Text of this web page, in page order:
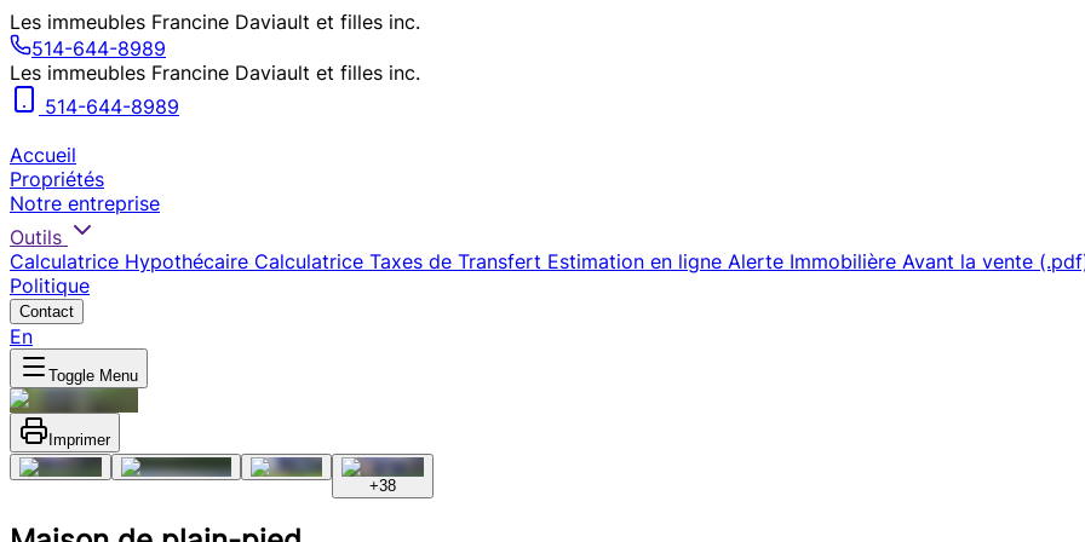
Les immeubles Francine Daviault et filles inc.
514-644-8989
Les immeubles Francine Daviault et filles inc.
514-644-8989
Accueil
Propriétés
Notre entreprise
Outils
Calculatrice Hypothécaire Calculatrice Taxes de Transfert Estimation en ligne Alerte Immobilière Avant la vente
Politique
Contact
En
Toggle Menu
Imprimer
+38